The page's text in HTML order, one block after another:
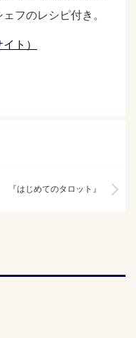
フのレシピ付き。
ト）
『はじめてのタロット』